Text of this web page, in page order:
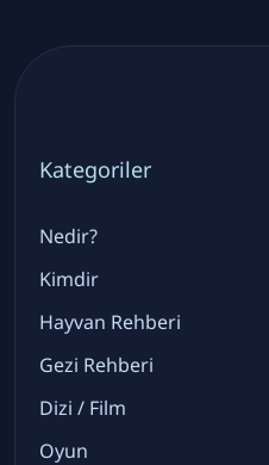
Kategoriler
Nedir?
Kimdir
Hayvan Rehberi
Gezi Rehberi
Dizi / Film
Oyun